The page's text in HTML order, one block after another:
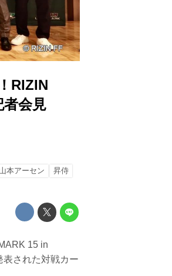
RIZIN
会見
本アーセン 昇侍
15 in
された対戦カー